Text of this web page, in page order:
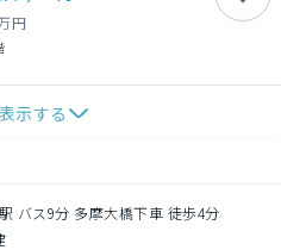
円
示する
バス9分 多摩大橋下車 徒歩4分